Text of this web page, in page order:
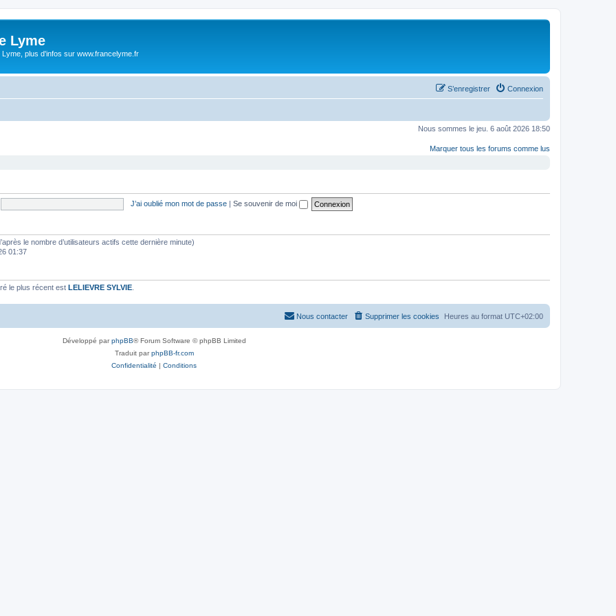
Lyme
plus d'infos sur www.francelyme.fr
Connexion
S’enregistrer
Nous sommes le jeu. 6 août 2026 18:50
Marquer tous les forums comme lus
J’ai oublié mon mot de passe | Se souvenir de moi
le nombre d’utilisateurs actifs cette dernière minute)
01:37
le plus récent est LELIEVRE SYLVIE
Heures au format UTC+02:00
Supprimer les cookies
Nous contacter
Développé parphpBB® Forum Software © phpBB Limited
Traduit parphpBB-fr.com
Confidentialité | Conditions